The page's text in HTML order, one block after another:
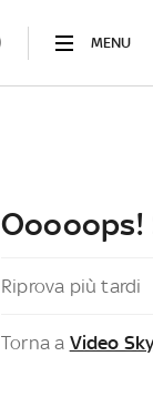
MENU
Ooooops!
Riprova più tardi
Torna a Video